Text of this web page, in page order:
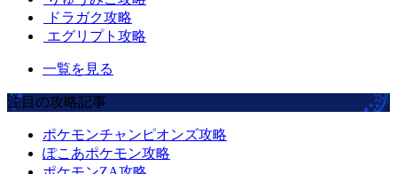
ドラガク攻略
エグリプト攻略
一覧を見る
注目の攻略記事
ポケモンチャンピオンズ攻略
ぽこあポケモン攻略